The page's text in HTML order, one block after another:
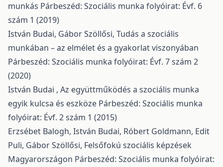
munkás Párbeszéd: Szociális munka folyóirat: Évf. 6
szám 1 (2019)
István Budai, Gábor Szöllősi, Tudás a szociális
munkában – az elmélet és a gyakorlat viszonyában
Párbeszéd: Szociális munka folyóirat: Évf. 7 szám 2
(2020)
István Budai , Az együttműködés a szociális munka
egyik kulcsa és eszköze Párbeszéd: Szociális munka
folyóirat: Évf. 2 szám 1 (2015)
Erzsébet Balogh, István Budai, Róbert Goldmann, Edit
Puli, Gábor Szöllősi, Felsőfokú szociális képzések
Magyarországon Párbeszéd: Szociális munka folyóirat: